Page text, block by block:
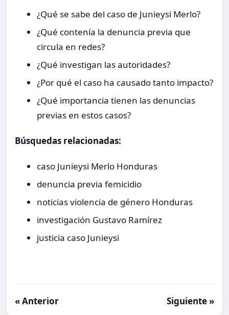
¿Qué se sabe del caso de Junieysi Merlo?
¿Qué contenía la denuncia previa que
circula en redes?
¿Qué investigan las autoridades?
¿Por qué el caso ha causado tanto impacto?
¿Qué importancia tienen las denuncias
previas en estos casos?
Búsquedas relacionadas:
caso Junieysi Merlo Honduras
denuncia previa femicidio
noticias violencia de género Honduras
investigación Gustavo Ramírez
justicia caso Junieysi
« Anterior Siguiente »